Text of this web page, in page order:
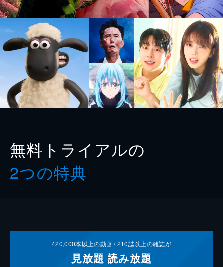
無料トライアルの
2つの特典
420,000本以上の動画 /210誌以上の雑誌が
見放題 読み放題